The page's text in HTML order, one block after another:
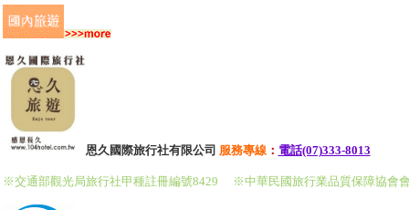
恩久國際旅行社有限公司 服務專線： 電話(07)333-8013
※交通部觀光局旅行社甲種註冊編號8429 ※中華民國旅行業品質保障協會